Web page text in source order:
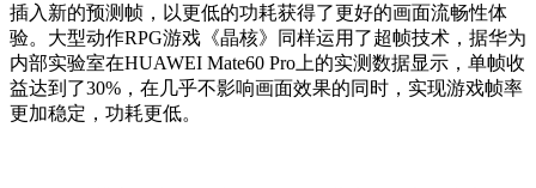
插入新的预测帧，以更低的功耗获得了更好的画面流畅性体
验。大型动作RPG游戏《晶核》同样运用了超帧技术，据华为
内部实验室在HUAWEI Mate60 Pro上的实测数据显示，单帧收
益达到了30%，在几乎不影响画面效果的同时，实现游戏帧率
更加稳定，功耗更低。